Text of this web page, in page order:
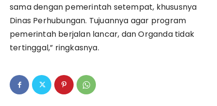
sama dengan pemerintah setempat, khususnya
Dinas Perhubungan. Tujuannya agar program
pemerintah berjalan lancar, dan Organda tidak
tertinggal,” ringkasnya.